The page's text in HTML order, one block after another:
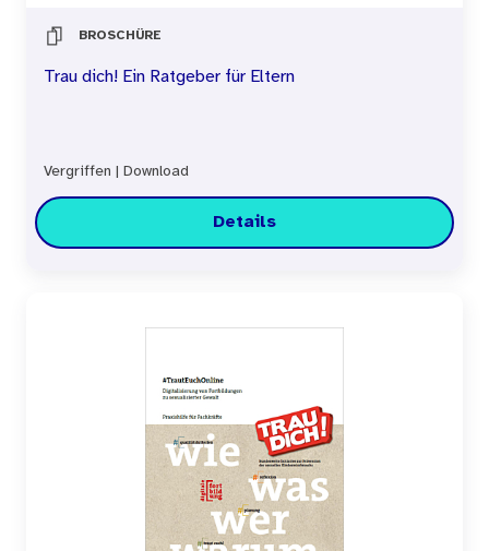
BROSCHÜRE
Trau dich! Ein Ratgeber für Eltern
Vergriffen Download
Details